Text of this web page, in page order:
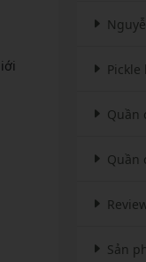
Pickle
Quần
Quần
Sản